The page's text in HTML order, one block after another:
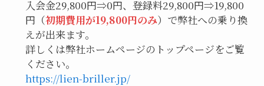
入会金29,800円⇒0円、登録料29,800円⇒19,800
円（初期費用が19,800円のみ）で弊社への乗り換
えが出来ます。
詳しくは弊社ホームページのトップページをご覧
ください。
https://lien-briller.jp/